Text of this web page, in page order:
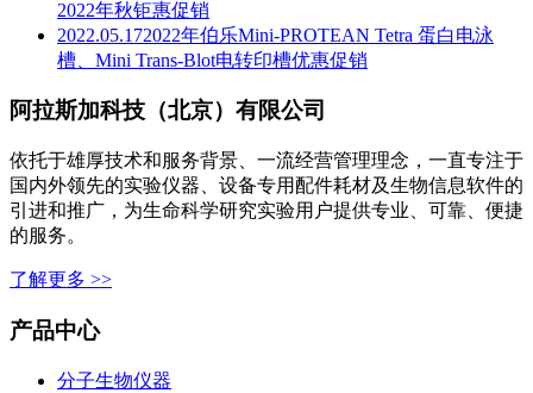
2022年秋钜惠促销
2022.05.172022年伯乐Mini-PROTEAN Tetra 蛋白电泳
槽、Mini Trans-Blot电转印槽优惠促销
阿拉斯加科技（北京）有限公司
依托于雄厚技术和服务背景、一流经营管理理念，一直专注于
国内外领先的实验仪器、设备专用配件耗材及生物信息软件的
引进和推广，为生命科学研究实验用户提供专业、可靠、便捷
的服务。
了解更多 >>
产品中心
分子生物仪器